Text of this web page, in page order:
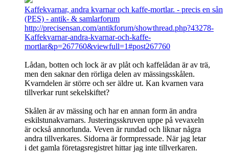
Kaffekvarnar, andra kvarnar och kaffe-mortlar. - precis en sån
(PES) - antik- & samlarforum
http://precisensan.com/antikforum/showthread.php?43278-
Kaffekvarnar-andra-kvarnar-och-kaffe-
mortlar&p=267760&viewfull=1#post267760
Lådan, botten och lock är av plåt och kaffelådan är av trä,
men den saknar den rörliga delen av mässingsskålen.
Kvarndelen är större och ser äldre ut. Kan kvarnen vara
tillverkar runt sekelskiftet?
Skålen är av mässing och har en annan form än andra
eskilstunakvarnars. Justeringsskruven uppe på vevaxeln
är också annorlunda. Veven är rundad och liknar några
andra tillverkares. Sidorna är formpressade. När jag letar
i det gamla företagsregistret hittar jag inte tillverkaren.